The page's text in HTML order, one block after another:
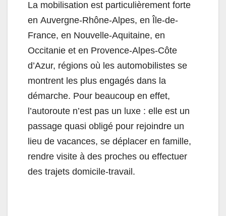
La mobilisation est particulièrement forte
en Auvergne-Rhône-Alpes, en Île-de-
France, en Nouvelle-Aquitaine, en
Occitanie et en Provence-Alpes-Côte
d’Azur, régions où les automobilistes se
montrent les plus engagés dans la
démarche. Pour beaucoup en effet,
l’autoroute n’est pas un luxe : elle est un
passage quasi obligé pour rejoindre un
lieu de vacances, se déplacer en famille,
rendre visite à des proches ou effectuer
des trajets domicile-travail.